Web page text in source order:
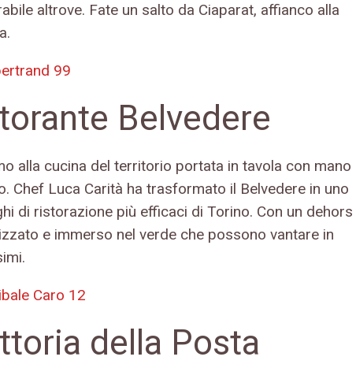
altrove. Fate un salto da Ciaparat, affianco alla
99
Belvedere
alla cucina del territorio portata in tavola con mano
Chef Luca Carità ha trasformato il Belvedere in uno
di ristorazione più efficaci di Torino. Con un dehors
e immerso nel verde che possono vantare in
Caro 12
della Posta